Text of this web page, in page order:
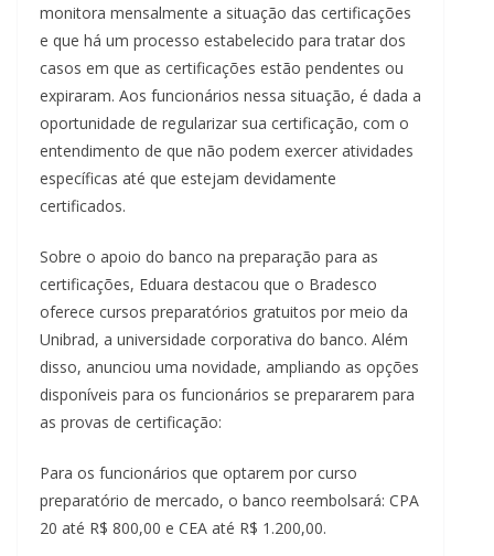
monitora mensalmente a situação das certificações
e que há um processo estabelecido para tratar dos
casos em que as certificações estão pendentes ou
expiraram. Aos funcionários nessa situação, é dada a
oportunidade de regularizar sua certificação, com o
entendimento de que não podem exercer atividades
específicas até que estejam devidamente
certificados.
Sobre o apoio do banco na preparação para as
certificações, Eduara destacou que o Bradesco
oferece cursos preparatórios gratuitos por meio da
Unibrad, a universidade corporativa do banco. Além
disso, anunciou uma novidade, ampliando as opções
disponíveis para os funcionários se prepararem para
as provas de certificação:
Para os funcionários que optarem por curso
preparatório de mercado, o banco reembolsará: CPA
20 até R$ 800,00 e CEA até R$ 1.200,00.